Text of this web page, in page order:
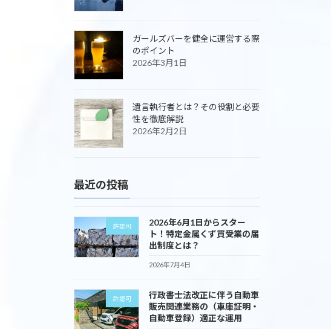
ガールズバーを健全に運営する際
のポイント
2026年3月1日
遺言執行者とは？その役割と必要
性を徹底解説
2026年2月2日
最近の投稿
許認可
2026年6月1日からスター
ト！特定金属くず買受業の届
出制度とは？
2026年7月4日
許認可
行政書士法改正に伴う自動車
販売関連業務の（車庫証明・
自動車登録）適正な運用